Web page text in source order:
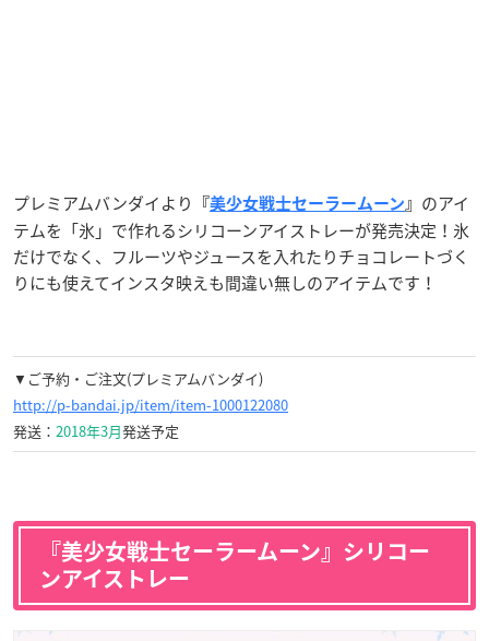
プレミアムバンダイより 『美少女戦士セーラームーン 』 のアイ
テムを「氷」で作れるシリコーンアイストレーが発売決定！氷
だけでなく、フルーツやジュースを入れたりチョコレートづく
りにも使えてインスタ映えも間違い無しのアイテムです！
▼ご予約・ご注文(プレミアムバンダイ)
http://p-bandai.jp/item/item-1000122080
発送： 2018年3月発送予定
『美少女戦士セーラームーン』シリコー
ンアイストレー